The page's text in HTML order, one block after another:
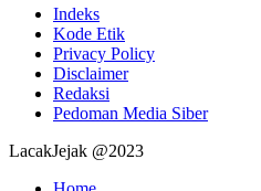
Indeks
Kode Etik
Privacy Policy
Disclaimer
Redaksi
Pedoman Media Siber
LacakJejak @2023